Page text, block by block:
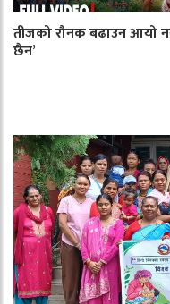
तीजको रौनक बढाउन आयो
छैन’